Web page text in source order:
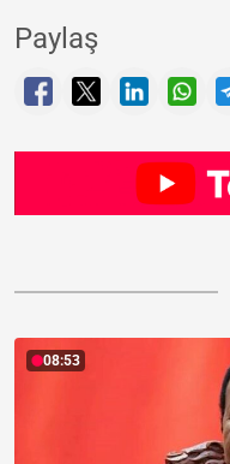
Paylaş
08:53